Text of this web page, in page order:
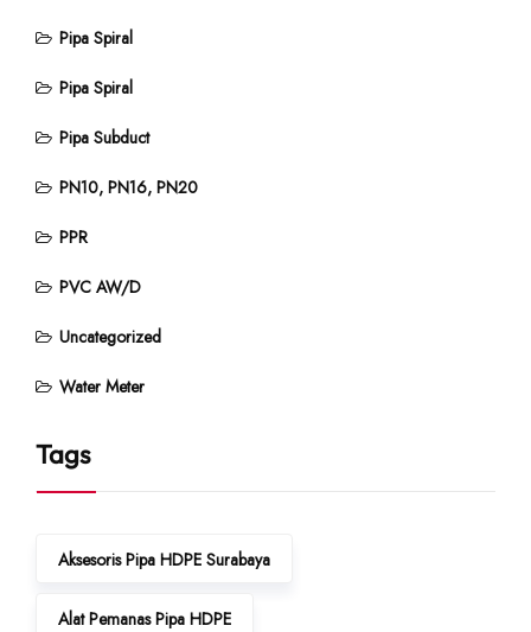
Pipa Spiral
Pipa Spiral
Pipa Subduct
PN10, PN16, PN20
PPR
PVC AW/D
Uncategorized
Water Meter
Tags
Aksesoris Pipa HDPE Surabaya
Alat Pemanas Pipa HDPE